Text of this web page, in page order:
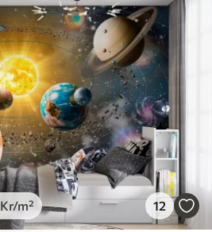
Kr/m² 12